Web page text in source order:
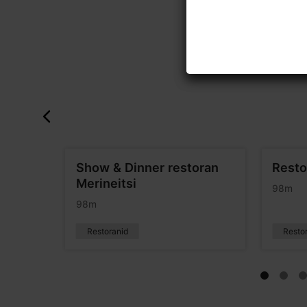
Show & Dinner restoran
Merineitsi
98m
Restoranid
98m